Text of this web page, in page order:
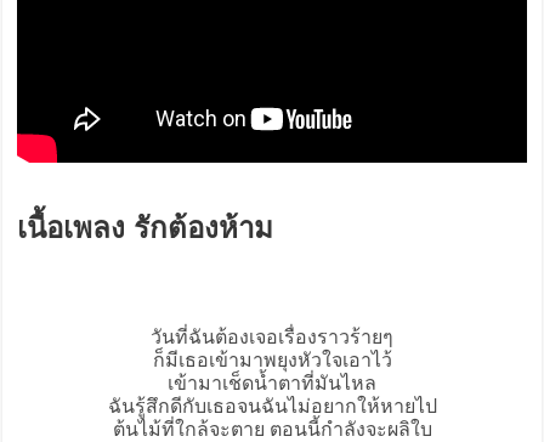
เนื้อเพลง รักต้องห้าม
วันที่ฉันต้องเจอเรื่องราวร้ายๆ
ก็มีเธอเข้ามาพยุงหัวใจเอาไว้
เข้ามาเช็ดน้ำตาที่มันไหล
ฉันรู้สึกดีกับเธอจนฉันไม่อยากให้หายไป
ต้นไม้ที่ใกล้จะตาย ตอนนี้กำลังจะผลิใบ